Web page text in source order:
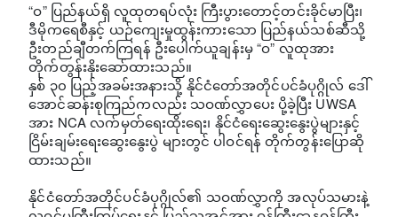
“ဝ” ပြည်နယ်ရှိ လူထုတရပ်လုံး ကြီးပွားတောင့်တင်းခိုင်မာပြီး၊
ဒီမိုကရေစီနှင့် ယဉ်ကျေးမှုထွန်းကားသော ပြည်နယ်သစ်ဆီသို့
ဦးတည်ချီတက်ကြရန် ဦးပေါက်ယူချန်းမှ “ဝ” လူထုအား
တိုက်တွန်းနိုးဆော်ထားသည်။
နှစ် ၃၀ ပြည့်အခမ်းအနားသို့ နိုင်ငံတော်အတိုင်ပင်ခံပုဂ္ဂိုလ် ဒေါ်
အောင်ဆန်းစုကြည်ကလည်း သဝဏ်လွှာပေး ပို့ခဲ့ပြီး UWSA
အား NCA လက်မှတ်ရေးထိုးရေး၊ နိုင်ငံရေးဆွေးနွေးပွဲများနှင့်
ငြိမ်းချမ်းရေးဆွေးနွေးပွဲ များတွင် ပါဝင်ရန် တိုက်တွန်းပြောဆို
ထားသည်။
နိုင်ငံတော်အတိုင်ပင်ခံပုဂ္ဂိုလ်၏ သဝဏ်လွှာကို အလုပ်သမားနဲ့